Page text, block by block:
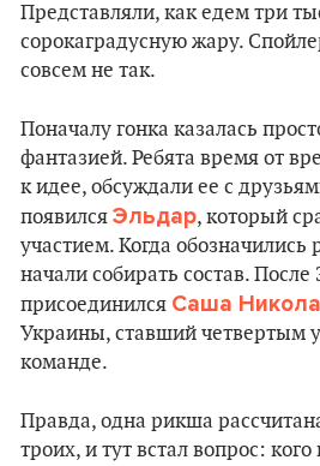
Представляли, как едем три
сорокаградусную жару.
совсем не так.
Поначалу гонка казалась
фантазией. Ребята время от
к идее, обсуждали ее с
появился Эльдар, который
участием. Когда
начали собирать состав.
присоединился Саша
Украины, ставший четвертым
команде.
Правда, одна рикша
троих, и тут встал вопрос: